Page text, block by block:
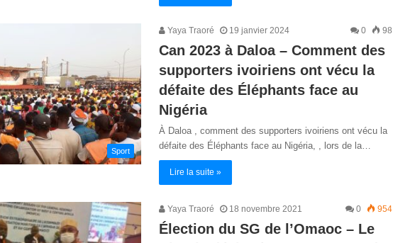
Sport
Yaya Traoré 19 janvier 2024 0 98
Can 2023 à Daloa – Comment des
supporters ivoiriens ont vécu la
défaite des Éléphants face au
Nigéria
À Daloa , comment des supporters ivoiriens ont vécu la
défaite des Éléphants face au Nigéria, , lors de la…
Lire la suite »
Yaya Traoré 18 novembre 2021 0 954
Élection du SG de l’Omaoc – Le